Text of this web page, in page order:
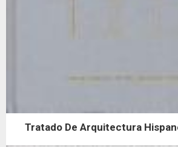
Tratado De Arquitectura